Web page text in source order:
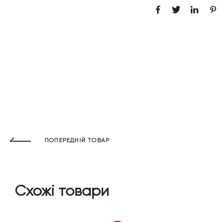
ПОПЕРЕДНІЙ ТОВАР
Схожі товари